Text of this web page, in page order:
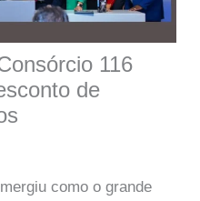
116
de
como o grande